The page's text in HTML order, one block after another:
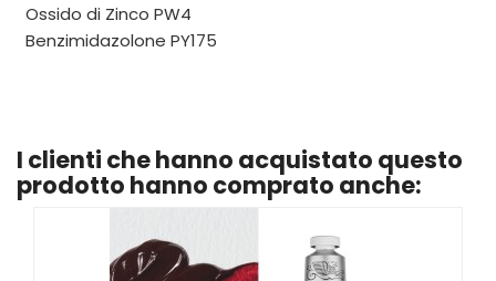
Ossido di Zinco PW4
Benzimidazolone PY175
I clienti che hanno acquistato questo
prodotto hanno comprato anche: